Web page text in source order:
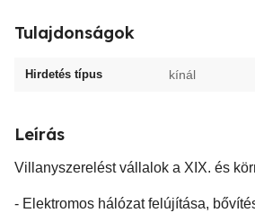
Tulajdonságok
Hirdetés típus kínál
Leírás
Villanyszerelést vállalok a XIX. és
- Elektromos hálózat felújítása,